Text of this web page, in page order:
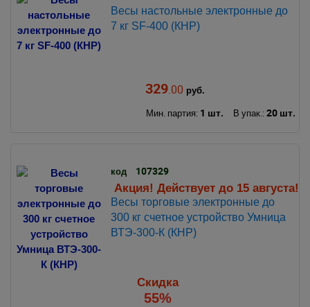
Весы настольные электронные до
7 кг SF-400 (КНР)
329.00 руб.
Мин. партия: 1 шт. В упак.: 20 шт.
код
107329
Акция! Действует до 15 августа!
Весы торговые электронные до
300 кг счетное устройство Умница
ВТЭ-300-К (КНР)
Скидка
55%